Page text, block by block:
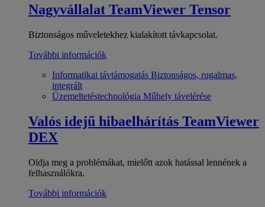
Nagyvállalat TeamViewer Tensor
Biztonságos műveletekhez kialakított távkapcsolat.
További információk
Informatikai távtámogatás Biztonságos, rugalmas,
integrált
Üzemeltetéstechnológia Műhely távelérése
Valós idejű hibaelhárítás TeamViewer
DEX
Oldja meg a problémákat, mielőtt azok hatással lennének a
felhasználókra.
További információk